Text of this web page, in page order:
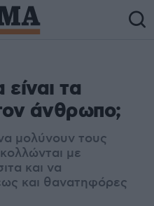
τα
άνθρωπο;
μολύνουν τους
με
και να
και θανατηφόρες